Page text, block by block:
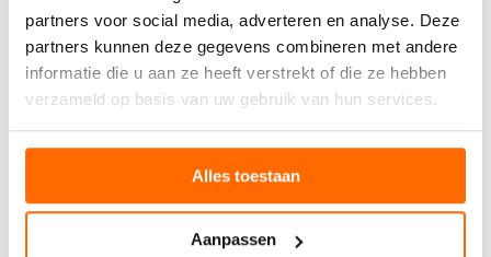
partners voor social media, adverteren en analyse. Deze
partners kunnen deze gegevens combineren met andere
informatie die u aan ze heeft verstrekt of die ze hebben
verzameld op basis van uw gebruik van hun services.
Alles toestaan
Aanpassen
VOORDELEN VAN
WOLLEN SOKKEN ALS
CADEAU?
een volledig natuurlijk, hernieuwbaar materiaal dat
biologisch afbreekbaar is.
Schapen die wol produceren, dragen zelfs bij aan het
verminderen van koolstof in de atmosfeer. Ze maken deel